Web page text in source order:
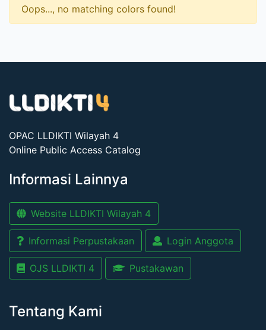
Oops..., no matching colors found!
OPAC LLDIKTI Wilayah 4
Online Public Access Catalog
Informasi Lainnya
Website LLDIKTI Wilayah 4
Informasi Perpustakaan Login Anggota
OJS LLDIKTI 4 Pustakawan
Tentang Kami